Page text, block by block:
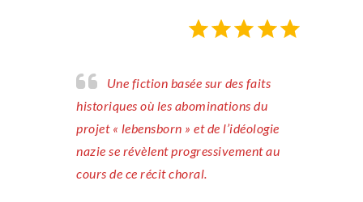
Une fiction basée sur des faits
historiques où les abominations du
projet « lebensborn » et de l’idéologie
nazie se révèlent progressivement au
cours de ce récit choral.